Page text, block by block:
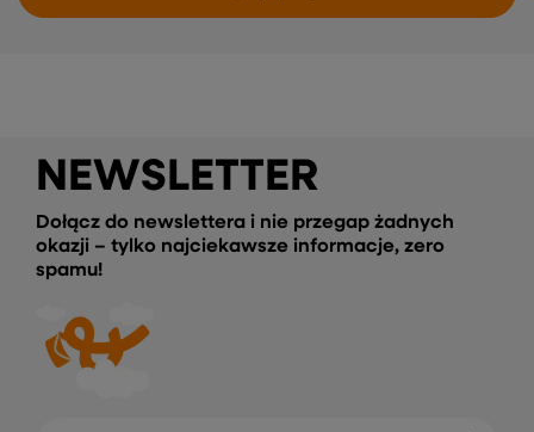
NEWSLETTER
Dołącz do newslettera i nie przegap żadnych
okazji – tylko najciekawsze informacje, zero
spamu!